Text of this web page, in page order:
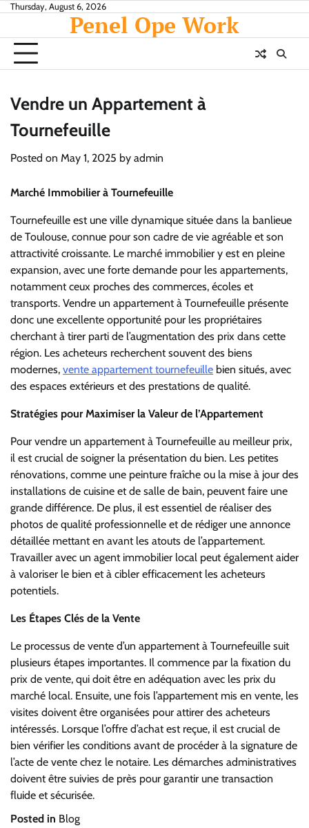
Skip
content
Thursday, August 6, 2026
Penel Ope Work
Vendre un Appartement à
Tournefeuille
Posted on May 1, 2025 by admin
Marché Immobilier à Tournefeuille
Tournefeuille est une ville dynamique située dans la banlieue
de Toulouse, connue pour son cadre de vie agréable et son
attractivité croissante. Le marché immobilier y est en pleine
expansion, avec une forte demande pour les appartements,
notamment ceux proches des commerces, écoles et
transports. Vendre un appartement à Tournefeuille présente
donc une excellente opportunité pour les propriétaires
cherchant à tirer parti de l’augmentation des prix dans cette
région. Les acheteurs recherchent souvent des biens
modernes, vente appartement tournefeuille bien situés, avec
des espaces extérieurs et des prestations de qualité.
Stratégies pour Maximiser la Valeur de l’Appartement
Pour vendre un appartement à Tournefeuille au meilleur prix,
il est crucial de soigner la présentation du bien. Les petites
rénovations, comme une peinture fraîche ou la mise à jour des
installations de cuisine et de salle de bain, peuvent faire une
grande différence. De plus, il est essentiel de réaliser des
photos de qualité professionnelle et de rédiger une annonce
détaillée mettant en avant les atouts de l’appartement.
Travailler avec un agent immobilier local peut également aider
à valoriser le bien et à cibler efficacement les acheteurs
potentiels.
Les Étapes Clés de la Vente
Le processus de vente d’un appartement à Tournefeuille suit
plusieurs étapes importantes. Il commence par la fixation du
prix de vente, qui doit être en adéquation avec les prix du
marché local. Ensuite, une fois l’appartement mis en vente, les
visites doivent être organisées pour attirer des acheteurs
intéressés. Lorsque l’offre d’achat est reçue, il est crucial de
bien vérifier les conditions avant de procéder à la signature de
l’acte de vente chez le notaire. Les démarches administratives
doivent être suivies de près pour garantir une transaction
fluide et sécurisée.
Posted in Blog